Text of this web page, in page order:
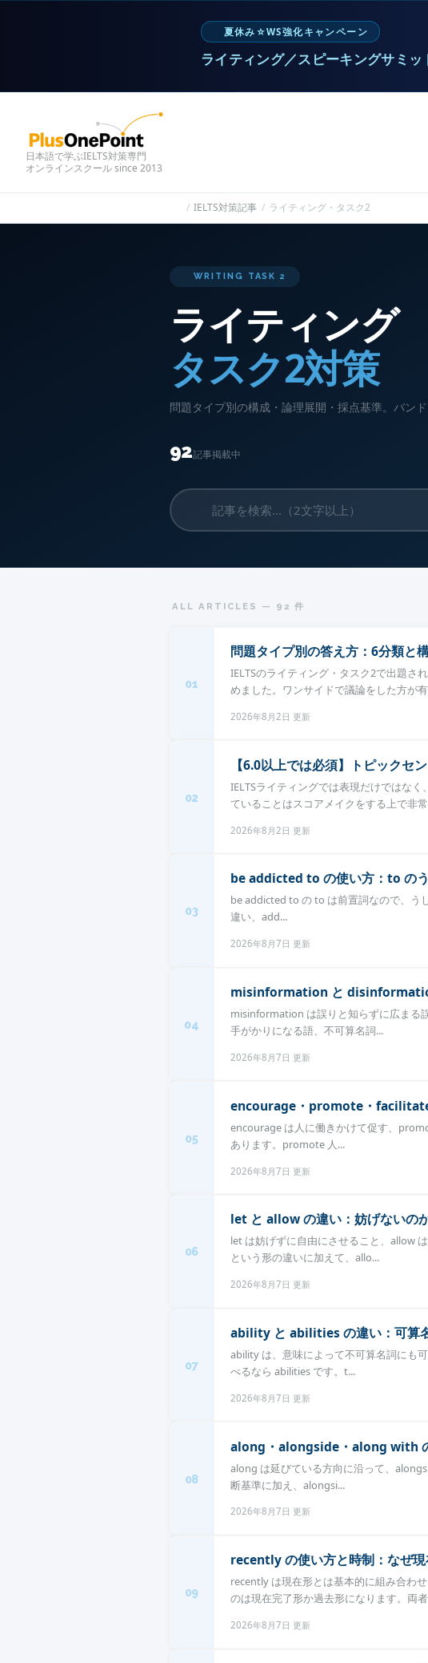
夏休み☆WS強化キャンペーン
ライティング／スピーキングサミッ
日本語で学ぶIELTS対策専門
オンラインスクール since 2013
IELTS対策記事 ライティング・タスク2
WRITING TASK 2
ライティング
タスク2対策
問題タイプ別の構成・論理展開・採点基準。バン
92記事掲載中
ALL ARTICLES — 92 件
01
問題タイプ別の答え方：6分類と
IELTSのライティング・タスク2で出題さ
めました。ワンサイドで議論をした方が
2026年8月2日 更新
02
【6.0以上では必須】トピックセ
IELTSライティングでは表現だけではな
ていることはスコアメイクをする上で非
2026年8月2日 更新
03
be addicted to の使い方：to の
be addicted to の to は前置詞なので、
違い、add...
2026年8月7日 更新
04
misinformation と
misinformation は誤りと知らずに広まる
手がかりになる語、不可算名詞...
2026年8月7日 更新
05
encourage・promote・facilitate
encourage は人に働きかけて促す、
あります。promote 人...
2026年8月7日 更新
06
let と allow の違い：妨げないの
let は妨げずに自由にさせること、allow
という形の違いに加えて、allo...
2026年8月7日 更新
07
ability と abilities の違い：可算
ability は、意味によって不可算名詞にも
べるなら abilities です。t...
2026年8月7日 更新
08
along・alongside・along with
along は延びている方向に沿って、
断基準に加え、alongsi...
2026年8月7日 更新
09
recently の使い方と時制：なぜ
recently は現在形とは基本的に組み合わ
のは現在完了形か過去形になります。両
2026年8月7日 更新